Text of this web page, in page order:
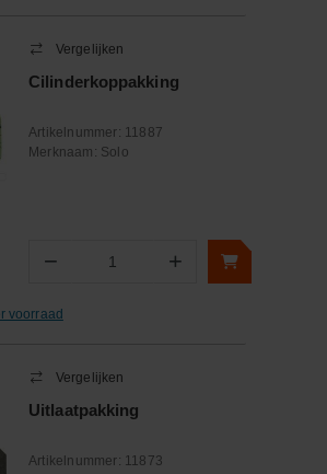
Vergelijken
Cilinderkoppakking
Artikelnummer: 11887
Merknaam: Solo
− Aantal +
voorraad
Vergelijken
Uitlaatpakking
Artikelnummer: 11873